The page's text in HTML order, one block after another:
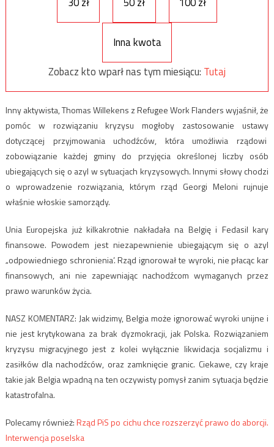
Inna kwota
Zobacz kto wparł nas tym miesiącu: Tutaj
Inny aktywista, Thomas Willekens z Refugee Work Flanders wyjaśnił, że
pomóc w rozwiązaniu kryzysu mogłoby zastosowanie ustawy
dotyczącej przyjmowania uchodźców, która umożliwia rządowi
zobowiązanie każdej gminy do przyjęcia określonej liczby osób
ubiegających się o azyl w sytuacjach kryzysowych. Innymi słowy chodzi
o wprowadzenie rozwiązania, którym rząd Georgi Meloni rujnuje
właśnie włoskie samorządy.
Unia Europejska już kilkakrotnie nakładała na Belgię i Fedasil kary
finansowe. Powodem jest niezapewnienie ubiegającym się o azyl
„odpowiedniego schronienia’. Rząd ignorował te wyroki, nie płacąc kar
finansowych, ani nie zapewniając nachodźcom wymaganych przez
prawo warunków życia.
NASZ KOMENTARZ: Jak widzimy, Belgia może ignorować wyroki unijne i
nie jest krytykowana za brak dyzmokracji, jak Polska. Rozwiązaniem
kryzysu migracyjnego jest z kolei wyłącznie likwidacja socjalizmu i
zasiłków dla nachodźców, oraz zamknięcie granic. Ciekawe, czy kraje
takie jak Belgia wpadną na ten oczywisty pomysł zanim sytuacja będzie
katastrofalna.
Polecamy również:Rząd PiS po cichu chce rozszerzyć prawo do aborcji.
Interwencja poselska